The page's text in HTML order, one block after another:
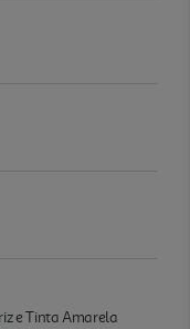
e Tinta Amarela